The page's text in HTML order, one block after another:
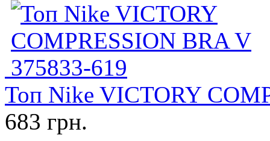
Топ Nike VICTORY
683 грн.